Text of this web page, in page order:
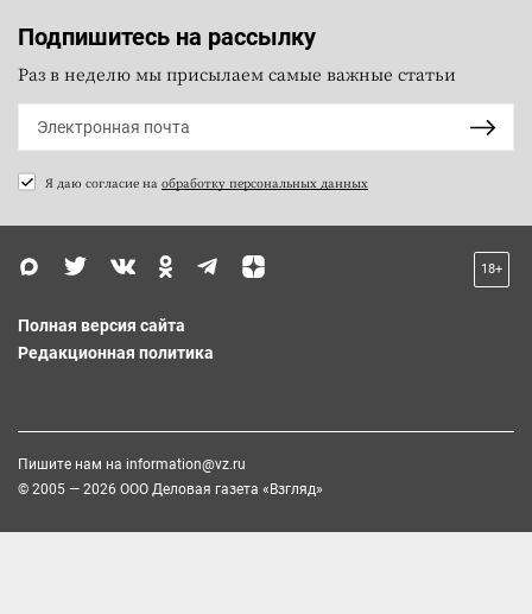
Подпишитесь на рассылку
Раз в неделю мы присылаем самые важные статьи
Я даю согласие на обработку персональных данных
18+
Полная версия сайта
Редакционная политика
Пишите нам на information@vz.ru
© 2005 — 2026 ООО Деловая газета «Взгляд»